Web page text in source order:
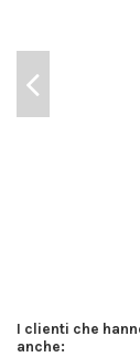
I clienti che
anche: